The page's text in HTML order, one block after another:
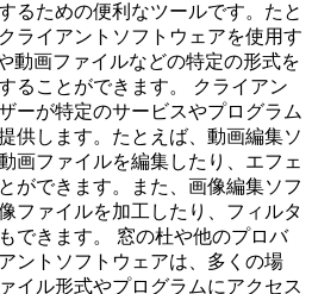
るための便利なツールです。たと
ライアントソフトウェアを使用す
動画ファイルなどの特定の形式を
ることができます。 クライアン
ーが特定のサービスやプログラム
供します。たとえば、動画編集ソ
画ファイルを編集したり、エフェ
ができます。また、画像編集ソフ
ファイルを加工したり、フィルタ
できます。 窓の杜や他のプロバ
ントソフトウェアは、多くの場
イル形式やプログラムにアクセス